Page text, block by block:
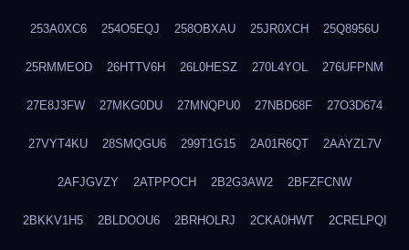
253A0XC6 254O5EQJ 258OBXAU 25JR0XCH 25Q8956U
25RMMEOD 26HTTV6H 26L0HESZ 270L4YOL 276UFPNM
27E8J3FW 27MKG0DU 27MNQPU0 27NBD68F 27O3D674
27VYT4KU 28SMQGU6 299T1G15 2A01R6QT 2AAYZL7V
2AFJGVZY 2ATPPOCH 2B2G3AW2 2BFZFCNW
2BKKV1H5 2BLDOOU6 2BRHOLRJ 2CKA0HWT 2CRELPQI